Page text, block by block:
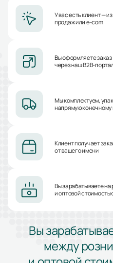
У вас есть клиент —
продаж или e-com
Вы оформляете заказ
через наш B2B-
Мы комплектуем,
напрямую конечному
Клиент получает
от вашего имени
Вы зарабатываете
и оптовой
Вы
между